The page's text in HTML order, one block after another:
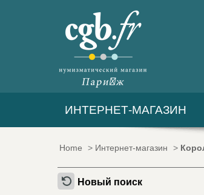
ИНТЕРНЕТ-МАГАЗИН
Home > Интернет-магазин >
Новый поиск